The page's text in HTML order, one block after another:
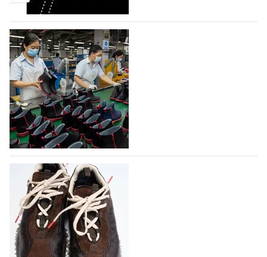
На платформе Lamoda - новый раздел и
условия продвижения локальных
дизайнерских марок
Российский маркетплейс Lamoda решил обновить
раздел для продажи продукции локальных
дизайнерских марок одежды, обуви и аксессуаров.
Бренды также получат маркетинговую…
06.08.2026 264
Объем мирового производства обуви в
2025 году практически не увеличился
В 2025 году мировое производство обуви
практически не изменилось, зафиксировав
незначительный рост на 0,1% до 24,6 млрд пар, -